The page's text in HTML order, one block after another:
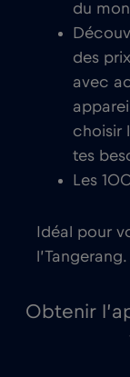
du
des
avec
choisir
tes
Les
Idéal pour
l’Tangerang.
Obtenir